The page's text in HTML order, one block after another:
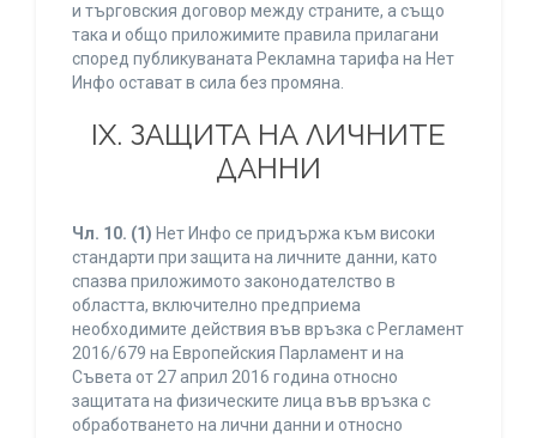
и търговския договор между страните, а също
така и общо приложимите правила прилагани
според публикуваната Рекламна тарифа на Нет
Инфо остават в сила без промяна.
IХ. ЗАЩИТА НА ЛИЧНИТЕ
ДАННИ
Чл. 10. (1) Нет Инфо се придържа към високи
стандарти при защита на личните данни, като
спазва приложимото законодателство в
областта, включително предприема
необходимите действия във връзка с Регламент
2016/679 на Европейския Парламент и на
Съвета от 27 април 2016 година относно
защитата на физическите лица във връзка с
обработването на лични данни и относно